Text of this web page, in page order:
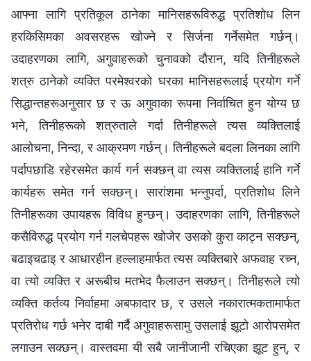
आफ्ना लागि प्रतिकूल ठानेका मानिसहरूविरुद्ध प्रतिशोध लिन
हरकिसिमका अवसरहरू खोज्‍ने र सिर्जना गर्नेसमेत गर्छन्।
उदाहरणका लागि, अगुवाहरूको चुनावको दौरान, यदि तिनीहरूले
शत्रु ठानेको व्यक्ति परमेश्‍वरको घरका मानिसहरूलाई प्रयोग गर्ने
सिद्धान्तहरूअनुसार छ र ऊ अगुवाका रूपमा निर्वाचित हुन योग्य छ
भने, तिनीहरूको शत्रुताले गर्दा तिनीहरूले त्यस व्यक्तिलाई
आलोचना, निन्दा, र आक्रमण गर्छन्। तिनीहरूले बदला लिनका लागि
पर्दापछाडि रहेरसमेत कार्य गर्न सक्छन् वा त्यस व्यक्तिलाई हानि गर्ने
कार्यहरू समेत गर्न सक्छन्। सारांशमा भन्‍नुपर्दा, प्रतिशोध लिने
तिनीहरूका उपायहरू विविध हुन्छन्। उदाहरणका लागि, तिनीहरूले
कसैविरुद्ध प्रयोग गर्न गलचेपहरू खोजेर उसको कुरा काट्न सक्छन्,
बढाइचढाइ र आधारहीन हल्लाहमार्फत त्यस व्यक्तिबारे अफवाह रच्न,
वा त्यो व्यक्ति र अरूबीच मतभेद फैलाउन सक्छन्। तिनीहरूले त्यो
व्यक्ति कर्तव्य निर्वाहमा अबफादार छ, र उसले नकारात्मकतामार्फत
प्रतिरोध गर्छ भनेर दाबी गर्दै अगुवाहरूसामु उसलाई झूटो आरोपसमेत
लगाउन सक्छन्। वास्तवमा यी सबै जानीजानी रचिएका झूट हुन्, र